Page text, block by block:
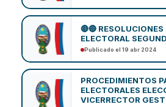
🔴🔵
ELECTORAL
Publicado el 19 abr 2024
PROCEDIMIENTOS
ELECTORALES
VICERRECTOR